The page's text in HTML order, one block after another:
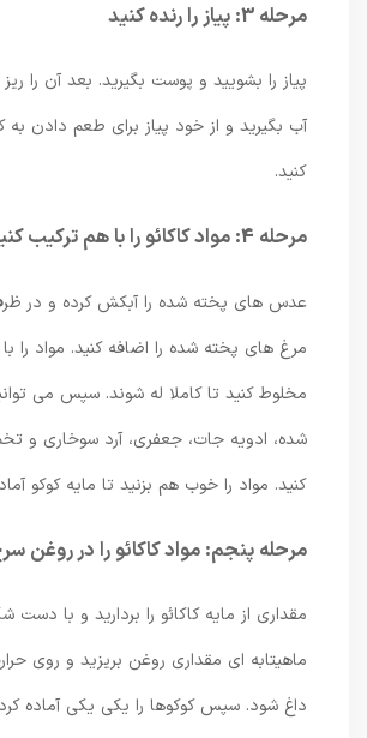
مرحله 3: پیاز را رنده کنید
پیاز را بشویید و پوست بگیرید. بعد آن را ریز رنده
آب بگیرید و از خود پیاز برای طعم دادن به کاکائو
مرحله 4: مواد کاکائو را با هم ترکیب کنید
عدس های پخته شده را آبکش کرده و در ظرفی
مرغ های پخته شده را اضافه کنید. مواد را با
مخلوط کنید تا کاملا له شوند. سپس می توانید پیاز
شده، ادویه جات، جعفری، آرد سوخاری و تخم مرغ
کنید. مواد را خوب هم بزنید تا مایه کوکو آماده شود.
مرحله پنجم: مواد کاکائو را در روغن سرخ
مقداری از مایه کاکائو را بردارید و با دست شکل
ماهیتابه ای مقداری روغن بریزید و روی حرارت
داغ شود. سپس کوکوها را یکی یکی آماده کرده و